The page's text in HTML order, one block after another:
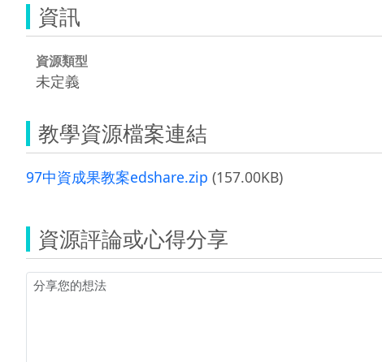
資訊
資源類型
未定義
教學資源檔案連結
97中資成果教案edshare.zip (157.00KB)
資源評論或心得分享